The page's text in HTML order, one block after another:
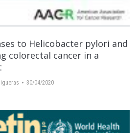
to Helicobacter pylori and
colorectal cancer in a
30/04/2020